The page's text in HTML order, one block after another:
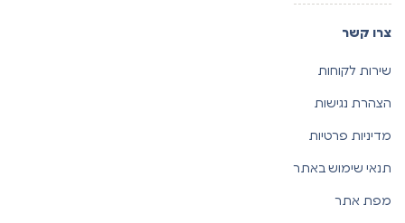
צרו קשר
שירות לקוחות
הצהרת נגישות
מדיניות פרטיות
תנאי שימוש באתר
מפת אתר